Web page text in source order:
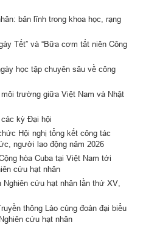
bản lĩnh trong khoa học, rạng
Tết” và “Bữa cơm tất niên Công
học tập chuyên sâu về công
trường giữa Việt Nam và Nhật
kỳ Đại hội
Hội nghị tổng kết công tác
người lao động năm 2026
hòa Cuba tại Việt Nam tới
cứu hạt nhân
cứu hạt nhân lần thứ XV,
thông Lào cùng đoàn đại biểu
cứu hạt nhân